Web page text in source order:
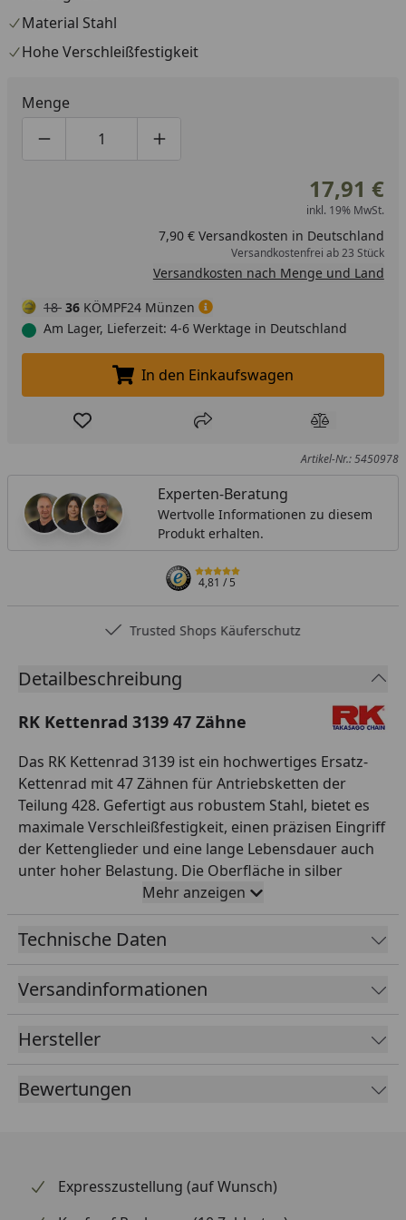
Material Stahl
Hohe Verschleißfestigkeit
Menge
Produktmenge um eins verringern
Produktmenge manuell eingeben
Produktmenge um eins erhöhen
17,91 €
inkl. 19% MwSt.
7,90 € Versandkosten in Deutschland
Versandkostenfrei ab 23 Stück
Versandkosten nach Menge und Land
18 36 KÖMPF24 Münzen
Am Lager, Lieferzeit: 4-6 Werktage in Deutschland
In den Einkaufswagen legen
In den Einkaufswagen
Produkt zur Wunschliste hinzufügen
Teilen Produkt
Artikel-Nr.: 5450978
Experten-Beratung
Wertvolle Informationen zu diesem
Produkt erhalten.
4,81/ 5
Trusted Shops Käuferschutz
Detailbeschreibung
RK Kettenrad 3139 47 Zähne
Das RK Kettenrad 3139 ist ein hochwertiges Ersatz-
Kettenrad mit 47 Zähnen für Antriebsketten der
Teilung 428. Gefertigt aus robustem Stahl, bietet es
maximale Verschleißfestigkeit, einen präzisen Eingriff
der Kettenglieder und eine lange Lebensdauer auch
unter hoher Belastung. Die Oberfläche in silber
garantiert einen wirksamen Korrosionsschutz und
ein sauberes optisches Erscheinungsbild am
Hinterrad. Durch die exakte CNC-Bearbeitung läuft
wichtiger Faktor für die Lebensdauer der gesamten
Antriebseinheit. RK steht weltweit für höchste
Jahrzehnten Erstausrüster vieler renommierter
Hersteller. Ideal als Direktersatz im Rahmen eines
Kettensatz-Wechsels oder zur Anpassung der
Mehr anzeigen
Technische Daten
Versandinformationen
Hersteller
Bewertungen
Expresszustellung (auf Wunsch)